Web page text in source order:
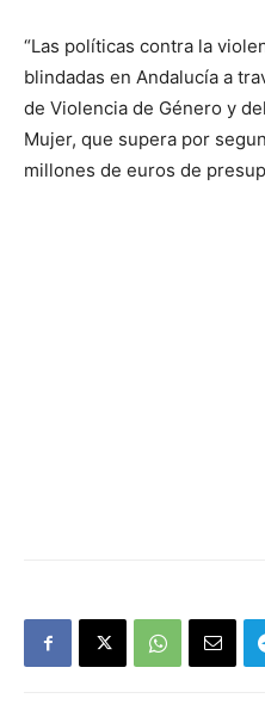
“Las políticas contra la
blindadas en Andalucía a
de Violencia de Género y
Mujer, que supera por
millones de euros de